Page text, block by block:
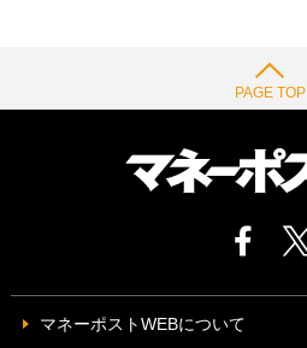
PAGE TOP
マネーポストWEBについて